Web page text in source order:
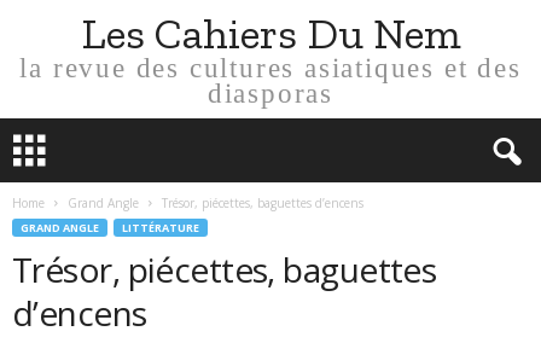
Les Cahiers Du Nem
la revue des cultures asiatiques et des
diasporas
Home Grand Angle Trésor, piécettes, baguettes d’encens
GRAND ANGLE LITTÉRATURE
Trésor, piécettes, baguettes
d’encens